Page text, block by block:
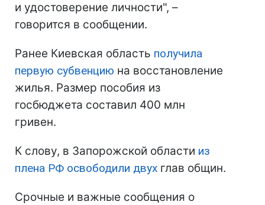
и удостоверение личности", –
говорится в сообщении.
Ранее Киевская область получила
первую субвенцию на восстановление
жилья. Размер пособия из
госбюджета составил 400 млн
гривен.
К слову, в Запорожской области из
плена РФ освободили двух глав общин.
Срочные и важные сообщения о